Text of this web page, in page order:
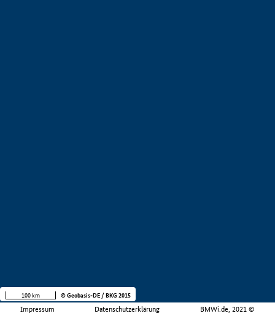
Impressum Datenschutzerklärung BMWi.de, 2021 ©
100 km © Geobasis-DE / BKG 2015